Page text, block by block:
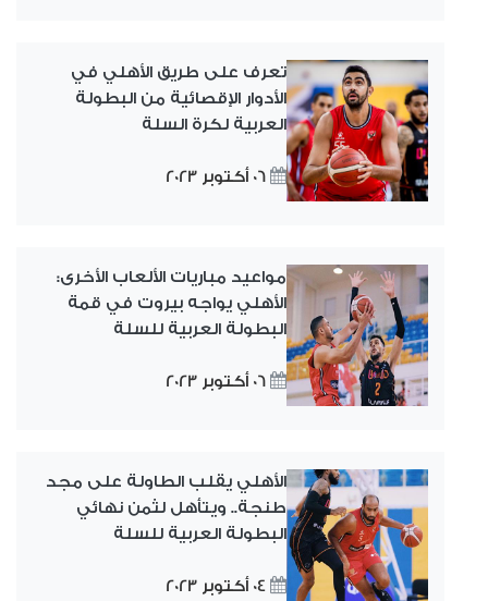
تعرف على طريق الأهلي في
الأدوار الإقصائية من البطولة
العربية لكرة السلة
06 أكتوبر 2023
مواعيد مباريات الألعاب الأخرى:
الأهلي يواجه بيروت في قمة
البطولة العربية للسلة
06 أكتوبر 2023
الأهلي يقلب الطاولة على مجد
طنجة.. ويتأهل لثمن نهائي
البطولة العربية للسلة
04 أكتوبر 2023